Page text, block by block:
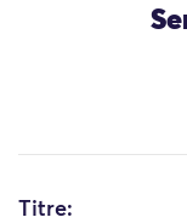
Titre: